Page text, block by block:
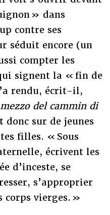
» dans
contre ses
séduit encore (un
compter les
signent la « fin de
rendu, écrit-il,
del cammin di
donc sur de jeunes
filles. « Sous
écrivent les
d’inceste, se
s’approprier
corps vierges. »